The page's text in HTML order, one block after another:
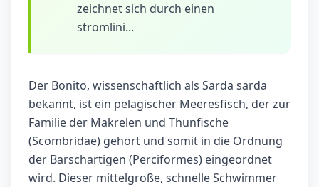
zeichnet sich durch einen
stromlini...
Der Bonito, wissenschaftlich als Sarda sarda
bekannt, ist ein pelagischer Meeresfisch, der zur
Familie der Makrelen und Thunfische
(Scombridae) gehört und somit in die Ordnung
der Barschartigen (Perciformes) eingeordnet
wird. Dieser mittelgroße, schnelle Schwimmer